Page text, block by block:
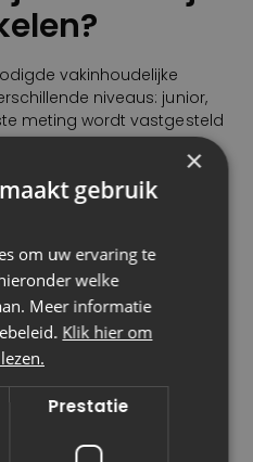
vakinhoudelijke
niveaus: junior,
meting wordt vastgesteld
Nu kun je eenvoudig zien
om door te groeien naar
welke kennis je nodig
naar een andere rol. Op
wat je mogelijkheden
kennis je wilt vergroten
eigenlijk
ontwikkelt?
ben lid van
NVP, de
×
gebruik
om uw ervaring te
welke
Meer informatie
Klik hier om
Prestatie